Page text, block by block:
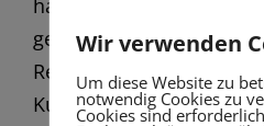
haben wir die finale
gewünschten Farbe
Resultat kann sich
Kunden sind begeistert –
Wir verwenden
Um diese Website zu
notwendig Cookies zu
Cookies sind